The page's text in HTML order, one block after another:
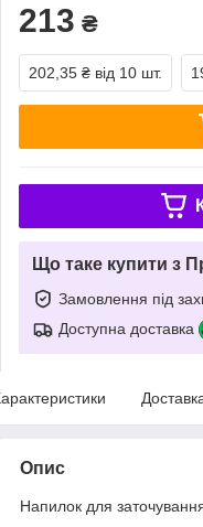
213 ₴
202,35 ₴ від 10 шт.
Що таке купити з
Замовлення під
Доступна доставка
Опис
Напилок для